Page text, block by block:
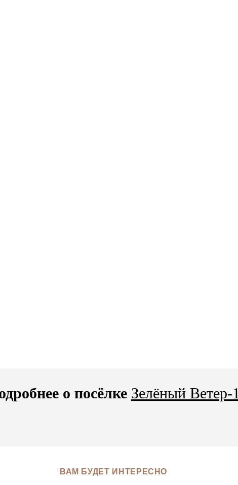
о посёлке Зелёный Ветер-1
ВАМ БУДЕТ ИНТЕРЕСНО